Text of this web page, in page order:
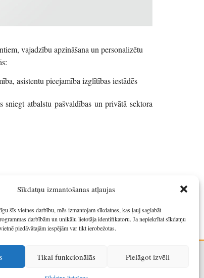
Sīkdatņu izmantošanas atļaujas
šīs vietnes darbību, mēs izmantojam sīkdatnes, kas ļauj saglabāt
darbībām un unikālu lietotāja identifikatoru. Ja nepiekrītat sīkdatņu
piedāvātajām iespējām var tikt ierobežotas.
Tikai funkcionālās Pielāgot izvēli
vajadzību apzināšana un personalizētu
asistentu pieejamība izglītības iestādēs
sniegt atbalstu pašvaldības un privātā sektora